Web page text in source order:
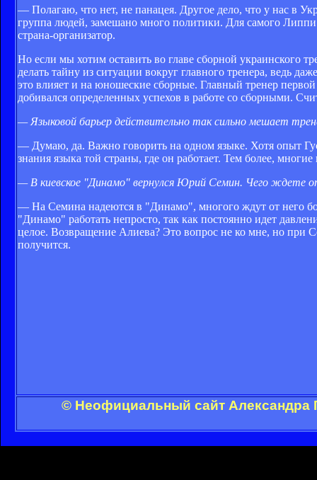
— Полагаю, что нет, не панацея. Другое дело, что у нас в
группа людей, замешано много политики. Для самого
страна-организатор.
Но если мы хотим оставить во главе сборной украинского
делать тайну из ситуации вокруг главного тренера, ведь
это влияет и на юношеские сборные. Главный тренер
добивался определенных успехов в работе со сборными.
— Языковой барьер действительно так сильно мешает
— Думаю, да. Важно говорить на одном языке. Хотя опыт
знания языка той страны, где он работает. Тем более,
— В киевское "Динамо" вернулся Юрий Семин. Чего ждете
— На Семина надеются в "Динамо", многого ждут от него
"Динамо" работать непросто, так как постоянно идет
целое. Возвращение Алиева? Это вопрос не ко мне, но
получится.
© Неофициальный сайт Александра